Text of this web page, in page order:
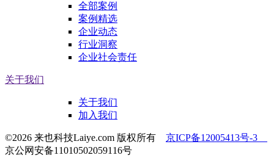
全部案例
案例精选
企业动态
行业洞察
企业社会责任
关于我们
关于我们
加入我们
©2026 来也科技Laiye.com 版权所有 京ICP备12005413号-3
京公网安备11010502059116号